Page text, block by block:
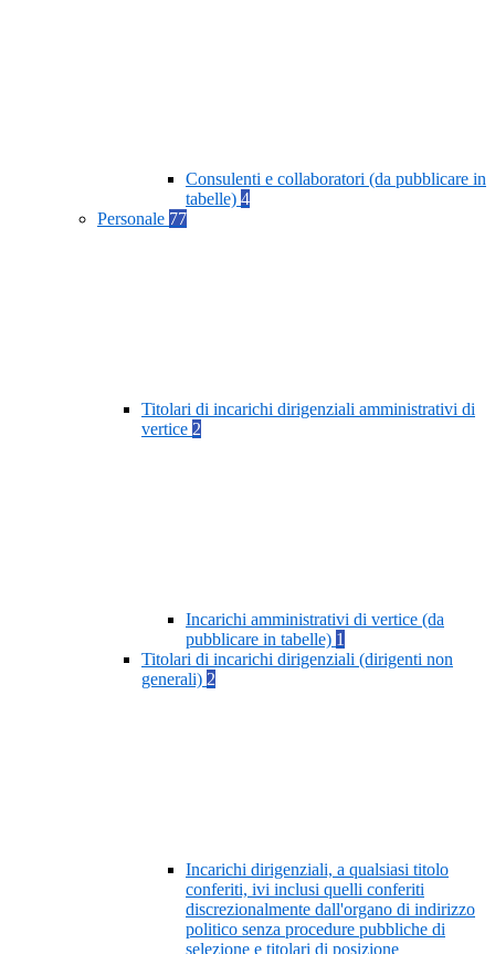
Consulenti e collaboratori (da pubblicare in
tabelle) 4
Personale 77
Titolari di incarichi dirigenziali amministrativi di
vertice 2
Incarichi amministrativi di vertice (da
pubblicare in tabelle) 1
Titolari di incarichi dirigenziali (dirigenti non
generali) 2
Incarichi dirigenziali, a qualsiasi titolo
conferiti, ivi inclusi quelli conferiti
discrezionalmente dall'organo di indirizzo
politico senza procedure pubbliche di
selezione e titolari di posizione